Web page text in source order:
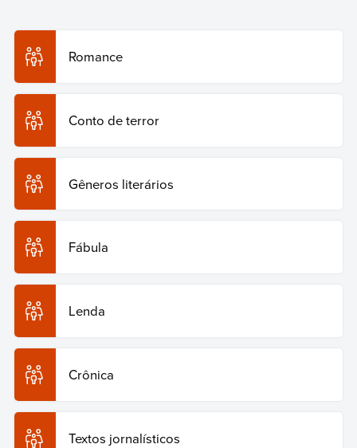
Romance
Conto de terror
Gêneros literários
Fábula
Lenda
Crônica
Textos jornalísticos